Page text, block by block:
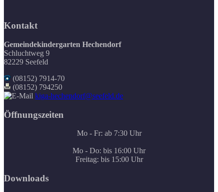
Kontakt
Gemeindekindergarten Hechendorf
Schluchtweg 9
82229 Seefeld
(08152) 7914-70
(08152) 794250
kiga-hechendorf@seefeld.de
Öffnungszeiten
Mo - Fr: ab 7:30 Uhr
Mo - Do: bis 16:00 Uhr
Freitag: bis 15:00 Uhr
Downloads